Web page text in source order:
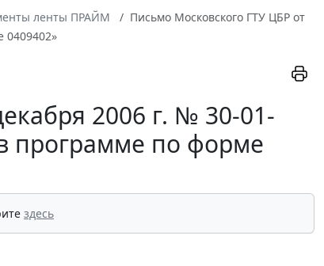
ленты ПРАЙМ
Письмо Московского ГТУ ЦБР от
0409402»
2006 г. № 30-01-
программе по форме
здесь